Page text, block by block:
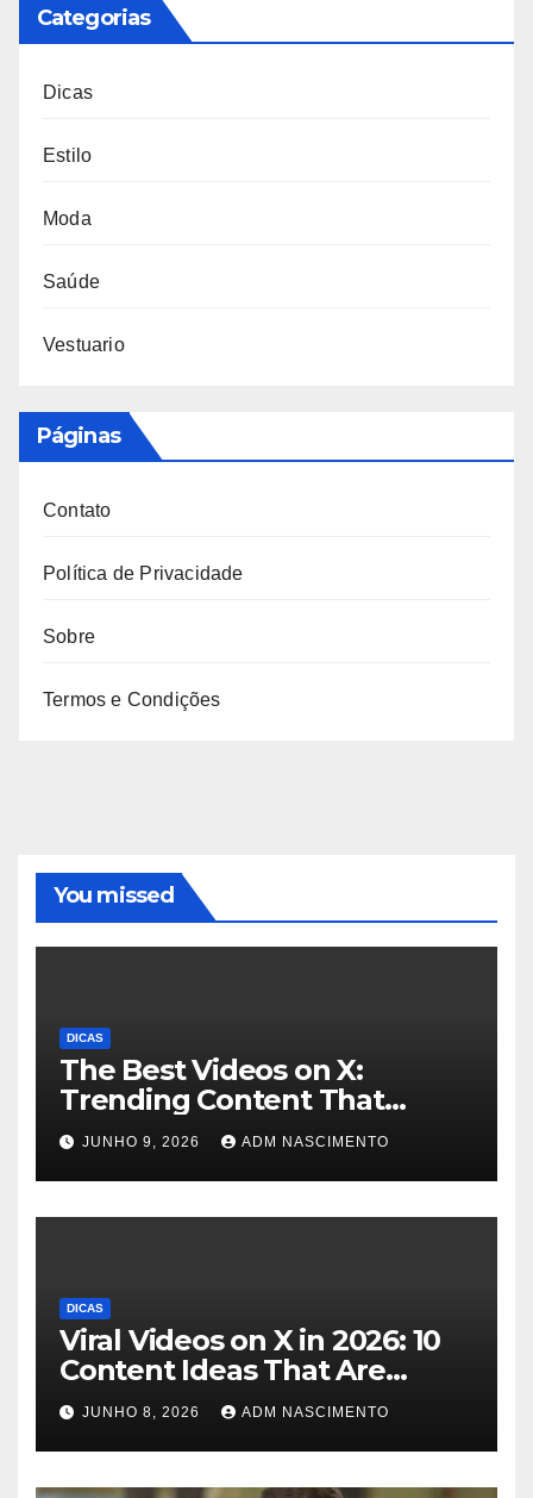
Categorias
Dicas
Estilo
Moda
Saúde
Vestuario
Páginas
Contato
Política de Privacidade
Sobre
Termos e Condições
You missed
DICAS
The Best Videos on X:
Trending Content That
Captivates Millions
JUNHO 9, 2026 ADM NASCIMENTO
DICAS
Viral Videos on X in 2026: 10
Content Ideas That Are
Exploding Right Now
JUNHO 8, 2026 ADM NASCIMENTO